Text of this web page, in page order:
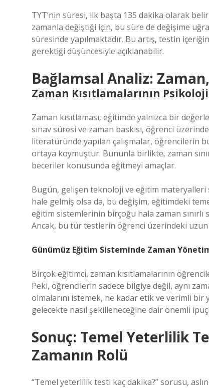
TYT’nin süresi, ilk başta 135 dakika olarak
zamanla değiştiği için, bu süre de değişime
süresinde yapılmaktadır. Bu artış, testin
gerektiği düşüncesiyle açıklanabilir.
Bağlamsal Analiz:
Zaman Kısıtlamalarının
Zaman kısıtlaması, eğitimde yalnızca bir
sınav süresi ve zaman baskısı, öğrenci
literatüründe yapılan çalışmalar, öğrencilerin
ortaya koymuştur. Bununla birlikte, zaman
beceriler konusunda eğitmeyi amaçlar.
Bugün, gelişen teknoloji ve eğitim materyalleri
hale gelmiş olsa da, bu değişim, eğitimdeki
eğitim sistemlerinin birçoğu hala zaman
Ancak, bu tür testlerin öğrenci üzerindeki
Günümüz Eğitim Sisteminde Zaman
Birçok eğitimci, zaman kısıtlamalarının
Peki, öğrencilerin sadece bilgiye değil, aynı
olmalarını istemek, ne kadar etik ve verimli bir
gelecekte nasıl şekilleneceğine dair önemli
Sonuç: Temel Yeterlilik
Zamanın Rolü
“Temel yeterlilik testi kaç dakika?” sorusu,